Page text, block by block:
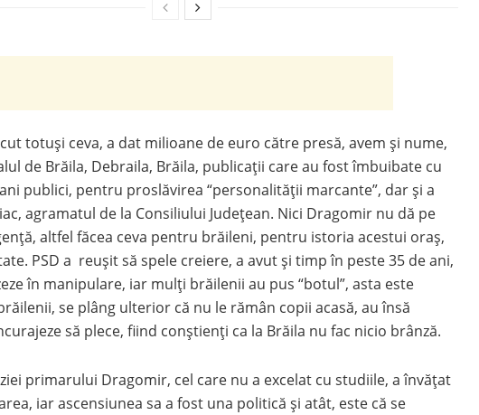
totuși ceva, a dat milioane de euro către presă, avem și nume,
de Brăila, Debraila, Brăila, publicații care au fost îmbuibate cu
publici, pentru proslăvirea “personalității marcante”, dar și a
agramatul de la Consiliului Județean. Nici Dragomir nu dă pe
altfel făcea ceva pentru brăileni, pentru istoria acestui oraș,
PSD a reușit să spele creiere, a avut și timp în peste 35 de ani,
în manipulare, iar mulți brăilenii au pus “botul”, asta este
se plâng ulterior că nu le rămân copii acasă, au însă
să plece, fiind conștienți ca la Brăila nu fac nicio brânză.
primarului Dragomir, cel care nu a excelat cu studiile, a învățat
iar ascensiunea sa a fost una politică și atât, este că se